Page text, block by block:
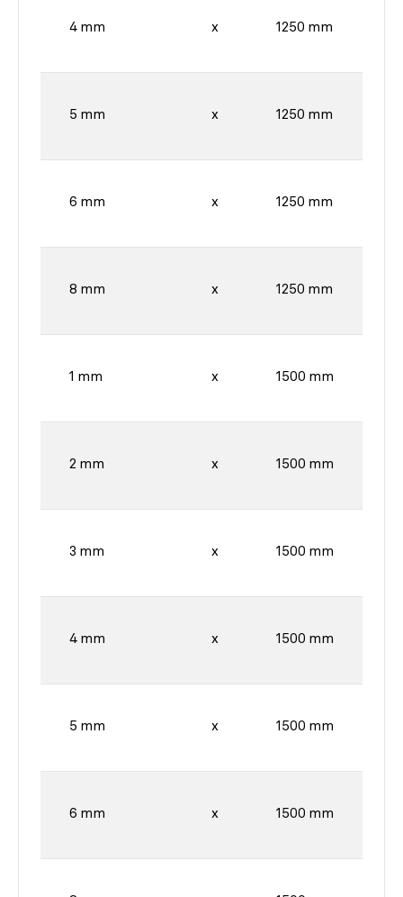
4 mm x 1250 mm
5 mm x 1250 mm
6 mm x 1250 mm
8 mm x 1250 mm
1 mm x 1500 mm
2 mm x 1500 mm
3 mm x 1500 mm
4 mm x 1500 mm
5 mm x 1500 mm
6 mm x 1500 mm